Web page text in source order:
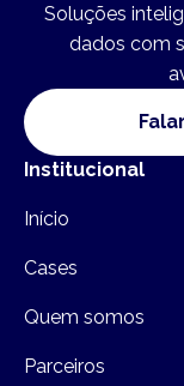
Soluções
dados com
Institucional
Início
Cases
Quem somos
Parceiros